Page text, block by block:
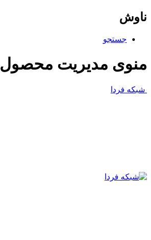
ناوش
جستجو
منوی مدیریت محصول
شبکه فردا